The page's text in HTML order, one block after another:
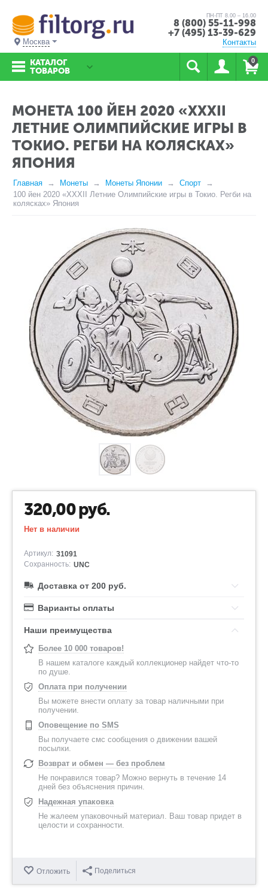
Москва
ПН-ПТ 8.00 – 16.00
8 (800) 55-11-998
+7 (495) 13-39-629
Контакты
0
КАТАЛОГ
ТОВАРОВ
МОНЕТА 100 ЙЕН 2020 «XXXII
ЛЕТНИЕ ОЛИМПИЙСКИЕ ИГРЫ В
ТОКИО. РЕГБИ НА КОЛЯСКАХ»
ЯПОНИЯ
Главная Монеты Монеты Японии
Спорт
100 йен 2020 «XXXII Летние Олимпийские игры в Токио. Регби на
колясках» Япония
320,00руб.
Нет в наличии
Артикул: 31091
Сохранность: UNC
Доставка от 200 руб.
Варианты оплаты
Наши преимущества
Более 10 000 товаров!
В нашем каталоге каждый коллекционер найдет что-то
по душе.
Оплата при получении
Вы можете внести оплату за товар наличными при
получении.
Оповещение по SMS
Вы получаете смс сообщения о движении вашей
посылки.
Возврат и обмен — без проблем
Не понравился товар? Можно вернуть в течение 14
дней без объяснения причин.
Надежная упаковка
Не жалеем упаковочный материал. Ваш товар придет в
целости и сохранности.
Отложить Поделиться